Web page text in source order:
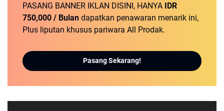
PASANG BANNER IKLAN DISINI, HANYA IDR
750,000 / Bulan dapatkan penawaran menarik ini,
Plus liputan khusus pariwara All Prodak.
Pasang Sekarang!